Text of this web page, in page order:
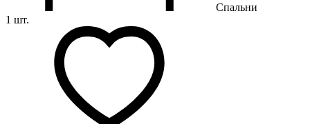
Спальни
1 шт.